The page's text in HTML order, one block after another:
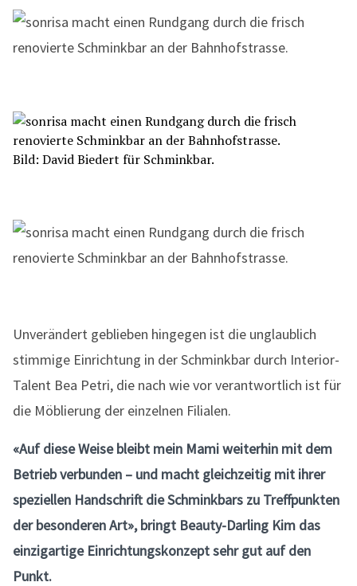
Bild: David Biedert für Schminkbar.
Unverändert geblieben hingegen ist die unglaublich
stimmige Einrichtung in der Schminkbar durch Interior-
Talent Bea Petri, die nach wie vor verantwortlich ist für
die Möblierung der einzelnen Filialen.
«Auf diese Weise bleibt mein Mami weiterhin mit dem
Betrieb verbunden – und macht gleichzeitig mit ihrer
speziellen Handschrift die Schminkbars zu Treffpunkten
der besonderen Art», bringt Beauty-Darling Kim das
einzigartige Einrichtungskonzept sehr gut auf den
Punkt.